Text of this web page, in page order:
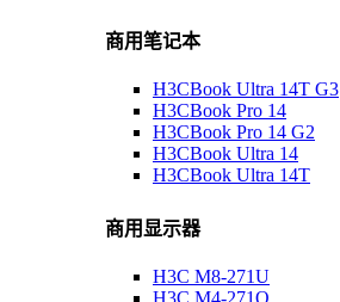
商用笔记本
H3CBook Ultra 14T G3
H3CBook Pro 14
H3CBook Pro 14 G2
H3CBook Ultra 14
H3CBook Ultra 14T
商用显示器
H3C M8-271U
H3C M4-271Q